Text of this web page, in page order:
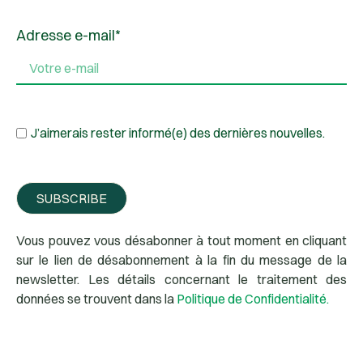
Adresse e-mail*
J’aimerais rester informé(e) des dernières nouvelles.
SUBSCRIBE
Vous pouvez vous désabonner à tout moment en cliquant
sur le lien de désabonnement à la fin du message de la
newsletter. Les détails concernant le traitement des
données se trouvent dans la Politique de Confidentialité.